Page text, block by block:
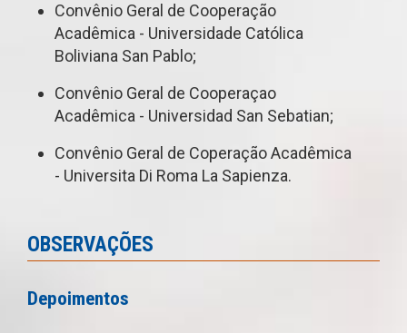
Convênio Geral de Cooperação
Acadêmica - Universidade Católica
Boliviana San Pablo;
Convênio Geral de Cooperaçao
Acadêmica - Universidad San Sebatian;
Convênio Geral de Coperação Acadêmica
- Universita Di Roma La Sapienza.
OBSERVAÇÕES
Depoimentos